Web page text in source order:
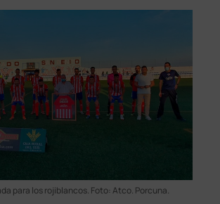
para los rojiblancos. Foto: Atco. Porcuna.